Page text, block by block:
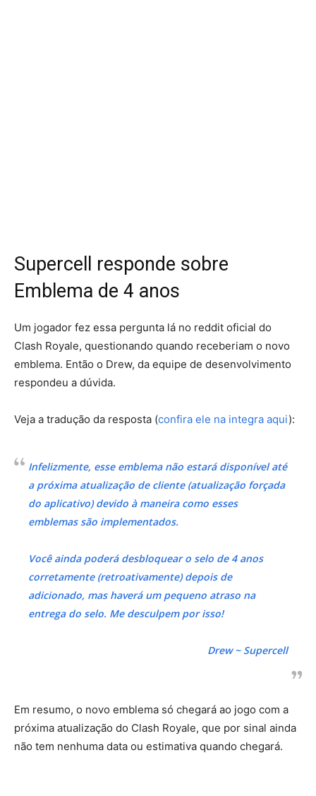
Supercell responde sobre
Emblema de 4 anos
Um jogador fez essa pergunta lá no reddit oficial do
Clash Royale, questionando quando receberiam o novo
emblema. Então o Drew, da equipe de desenvolvimento
respondeu a dúvida.
Veja a tradução da resposta (confira ele na integra aqui):
Infelizmente, esse emblema não estará disponível até
a próxima atualização de cliente (atualização forçada
do aplicativo)devido à maneira como esses
emblemas são implementados.
Você ainda poderá desbloquear o selo de 4 anos
corretamente (retroativamente) depois de
adicionado, mas haverá um pequeno atraso na
entrega do selo. Me desculpem por isso!
Drew ~ Supercell
Em resumo, o novo emblema só chegará ao jogo com a
próxima atualização do Clash Royale, que por sinal ainda
não tem nenhuma data ou estimativa quando chegará.